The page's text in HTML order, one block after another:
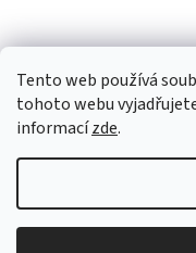
Tento web používá
tohoto webu
informacízde.
Copyright 2026